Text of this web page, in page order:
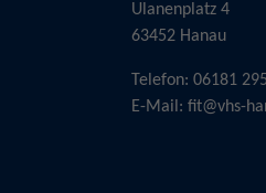
Ulanenplatz 4
63452 Hanau
Telefon: 06181
E-Mail: fit@vhs-